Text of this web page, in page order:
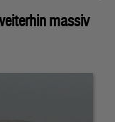
massiv